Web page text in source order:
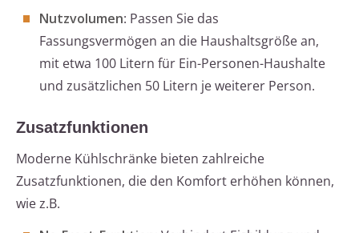
Nutzvolumen: Passen Sie das
Fassungsvermögen an die Haushaltsgröße an,
mit etwa 100 Litern für Ein-Personen-Haushalte
und zusätzlichen 50 Litern je weiterer Person.
Zusatzfunktionen
Moderne Kühlschränke bieten zahlreiche
Zusatzfunktionen, die den Komfort erhöhen können,
wie z.B.